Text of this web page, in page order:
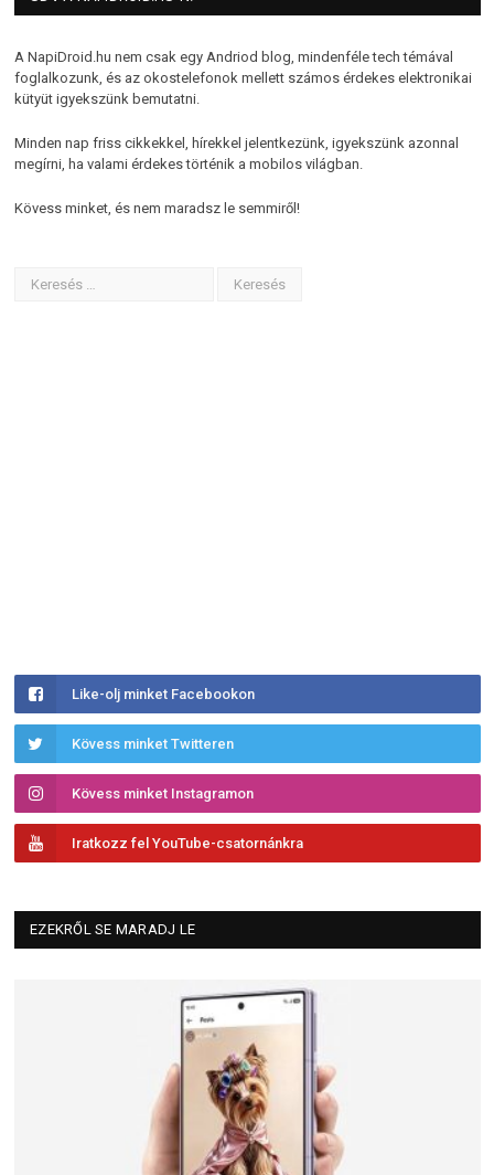
A NapiDroid.hu nem csak egy Andriod blog, mindenféle tech témával
foglalkozunk, és az okostelefonok mellett számos érdekes elektronikai
kütyüt igyekszünk bemutatni.
Minden nap friss cikkekkel, hírekkel jelentkezünk, igyekszünk azonnal
megírni, ha valami érdekes történik a mobilos világban.
Kövess minket, és nem maradsz le semmiről!
Like-olj minket Facebookon
Kövess minket Twitteren
Kövess minket Instagramon
Iratkozz fel YouTube-csatornánkra
EZEKRŐL SE MARADJ LE